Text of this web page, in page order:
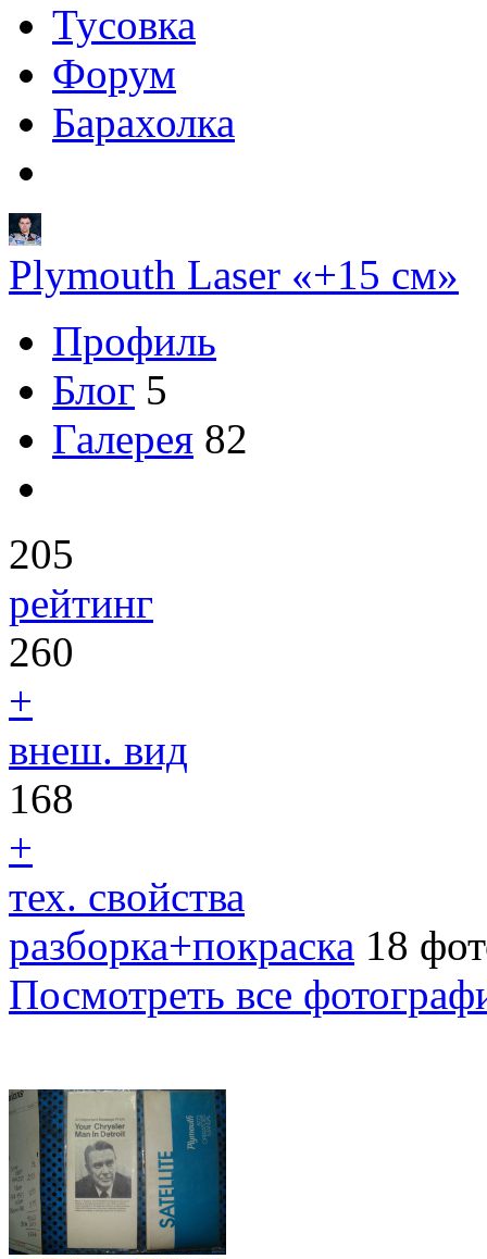
Тусовка
Форум
Барахолка
Plymouth Laser «+15 см»
Профиль
Блог 5
Галерея 82
205
рейтинг
260
+
внеш. вид
168
+
тех. свойства
разборка+покраска 18
Посмотреть все